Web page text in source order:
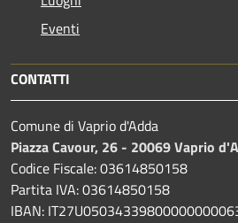
Eventi
CONTATTI
Comune di Vaprio d'Adda
Piazza Cavour, 26 - 20069 Vaprio
Codice Fiscale: 03614850158
Partita IVA: 03614850158
IBAN: